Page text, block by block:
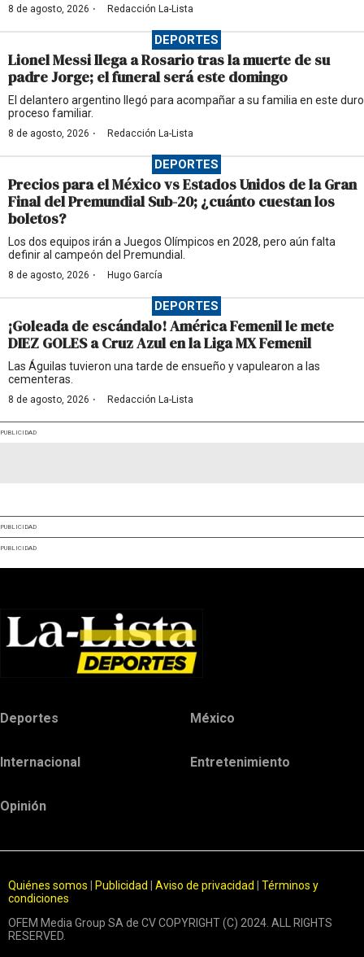
8 de agosto, 2026 · Redacción La-Lista
DEPORTES
Lionel Messi llega a Rosario tras la muerte de su
padre Jorge; el funeral será este domingo
El delantero argentino llegó para acompañar a su familia en este duro
proceso familiar.
8 de agosto, 2026 · Redacción La-Lista
DEPORTES
Precios para el México vs Estados Unidos de la Gran
Final del Premundial Sub-20; ¿cuánto cuestan los
boletos?
Los dos equipos irán a Juegos Olímpicos en 2028, pero aún falta
definir al campeón del Premundial.
8 de agosto, 2026 · Hugo García
DEPORTES
¡Goleada de escándalo! América Femenil le mete
DIEZ GOLES a Cruz Azul en la Liga MX Femenil
Las Águilas tuvieron una tarde de ensueño y vapulearon a las
cementeras.
8 de agosto, 2026 · Redacción La-Lista
PUBLICIDAD
PUBLICIDAD
PUBLICIDAD
Deportes México
Internacional Entretenimiento
Opinión
Quiénes somos Publicidad Aviso de privacidad
Términos y
condiciones
OFEM Media Group SA de CV COPYRIGHT (C) 2024. ALL RIGHTS
RESERVED.